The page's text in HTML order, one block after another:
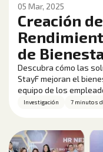
05 Mar, 2025
Creación
de
Descubra cómo las
StayF mejoran el
equipo de los
Investigación 7 minutos